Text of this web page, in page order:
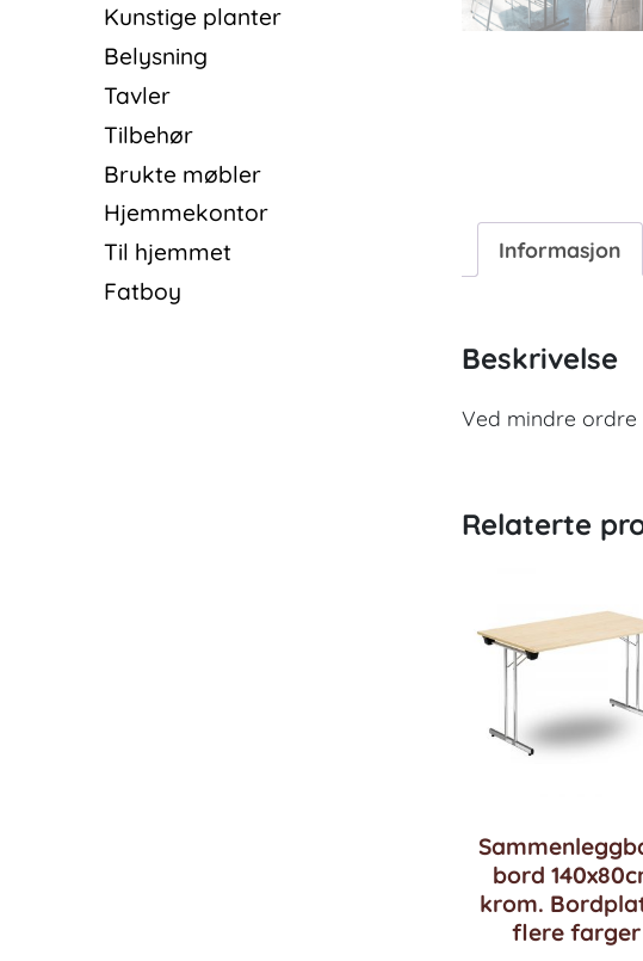
Kunstige planter
Belysning
Tavler
Tilbehør
Brukte møbler
Hjemmekontor
Til hjemmet
Fatboy
Informasjon
Beskrivelse
Ved mindre
Relaterte
bord
krom.
flere farger